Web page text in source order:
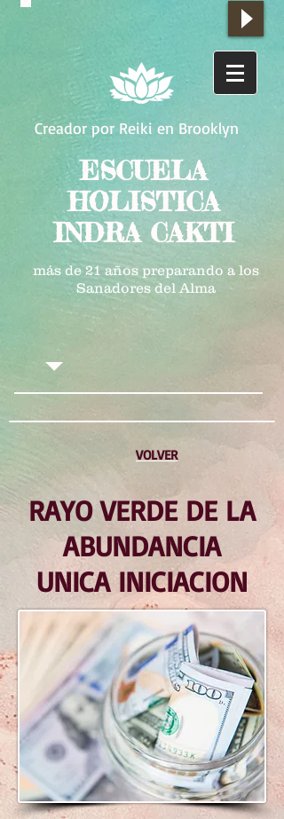
Creador por Reiki en Brooklyn
ESCUELA
HOLISTICA
INDRA CAKTI
más de 21 años preparando a los
Sanadores del Alma
VOLVER
RAYO VERDE DE LA
ABUNDANCIA
UNICA INICIACION